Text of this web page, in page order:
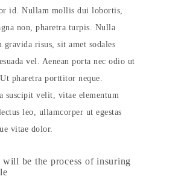
id. Nullam mollis dui lobortis,
non, pharetra turpis. Nulla
gravida risus, sit amet sodales
vel. Aenean porta nec odio ut
pharetra porttitor neque.
suscipit velit, vitae elementum
leo, ullamcorper ut egestas
vitae dolor.
be the process of insuring